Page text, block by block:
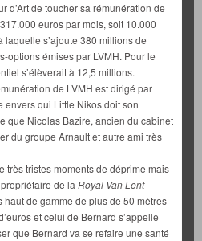
d’Art de toucher sa rémunération de
euros par mois, soit 10.000
s’ajoute 380 millions de
options émises par LVMH. Pour le
s’élèverait à 12,5 millions.
de LVMH est dirigé par
envers qui Little Nikos doit son
que Nicolas Bazire, ancien du cabinet
du groupe Arnault et autre ami très
très tristes moments de déprime mais
de la Royal Van Lent–
de gamme de plus de 50 mètres
et celui de Bernard s’appelle
que Bernard va se refaire une santé